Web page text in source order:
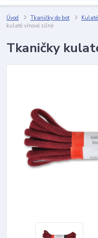
Úvod Tkaničky do bot
kulaté vínové silné
Tkaničky